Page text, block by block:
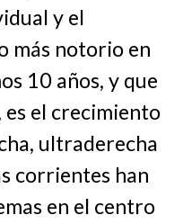
y el
más notorio en
10 años, y que
el crecimiento
ultraderecha
corrientes han
en el centro